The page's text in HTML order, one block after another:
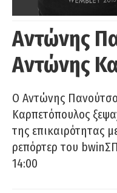
Αντώνης
Αντώνης
Ο Αντώνης
Καρπετόπουλος
της επικαιρότητας
ρεπόρτερ του
14:00